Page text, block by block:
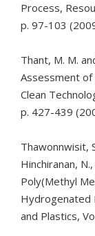
Process,
p. 97-103
Thant, M. M.
Assessment of
Clean
p. 427-439
Thawonnwisit,
Hinchiranan,
Poly(Methyl
Hydrogenated
and Plastics,